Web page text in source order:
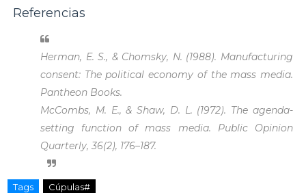
Referencias
Herman, E. S., & Chomsky, N. (1988). Manufacturing
consent: The political economy of the mass media.
Pantheon Books.
McCombs, M. E., & Shaw, D. L. (1972). The agenda-
setting function of mass media. Public Opinion
Quarterly, 36(2), 176–187.
Tags Cúpulas#